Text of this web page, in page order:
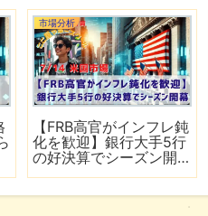
市場分析
【FRB高官がインフレ鈍
化を歓迎】銀行大手5行
の好決算でシーズン開